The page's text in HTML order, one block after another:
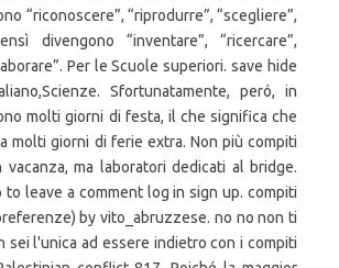
“riconoscere”, “riprodurre”, “scegliere”,
divengono “inventare”, “ricercare”,
Per le Scuole superiori. save hide
Sfortunatamente, peró, in
molti giorni di festa, il che significa che
molti giorni di ferie extra. Non più compiti
vacanza, ma laboratori dedicati al bridge.
to leave a comment log in sign up. compiti
by vito_abruzzese. no no non ti
sei l'unica ad essere indietro con i compiti